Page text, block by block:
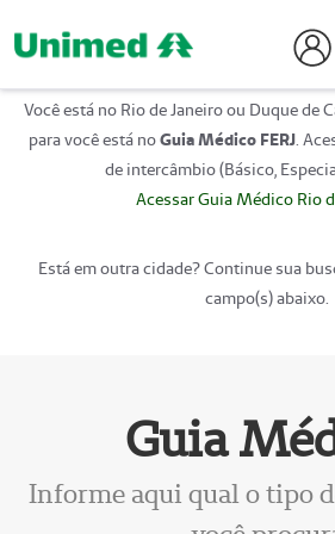
Você está no Rio de Janeiro ou Duque de
para você está noGuia Médico FERJ.
de intercâmbio (Básico,
Acessar Guia Médico Rio
Está em outra cidade? Continue sua
campo(s) abaixo.
Guia
Informe aqui qual o tipo